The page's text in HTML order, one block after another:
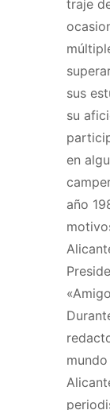
traje
sus
su
en
año